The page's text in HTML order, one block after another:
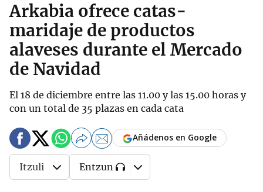
Arkabia ofrece catas-
maridaje de productos
alaveses durante el Mercado
de Navidad
El 18 de diciembre entre las 11.00 y las 15.00 horas y
con un total de 35 plazas en cada cata
Añádenos en Google
Itzuli Entzun